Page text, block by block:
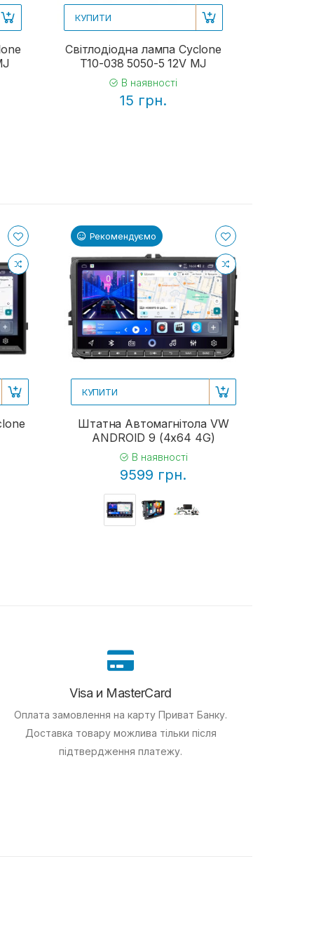
КУПИТИ
Світлодіодна лампа Cyclone
T10-038 5050-5 12V MJ
В наявності
15 грн.
Рекомендуємо
КУПИТИ
Штатна Автомагнітола VW
ANDROID 9 (4x64 4G)
В наявності
9599 грн.
Visa и MasterCard
Оплата замовлення на карту Приват Банку.
Доставка товару можлива тільки після
підтвердження платежу.